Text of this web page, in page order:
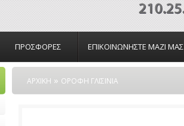
ΠΡΟΣΦΟΡΕΣ ΕΠΙΚΟΙΝΩΝΗΣΤΕ ΜΑΖΙ ΜΑΣ
ΑΡΧΙΚΗ » ΟΡΟΦΗ ΓΛΙΣΙΝΙΑ